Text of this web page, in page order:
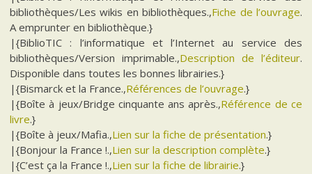
bibliothèques/Les wikis en bibliothèques.,Fiche de l’ouvrage.
A emprunter en bibliothèque.}
|{BiblioTIC : l’informatique et l’Internet au service des
bibliothèques/Version imprimable.,Description de l’éditeur.
Disponible dans toutes les bonnes librairies.}
|{Bismarck et la France.,Références de l’ouvrage.}
|{Boîte à jeux/Bridge cinquante ans après.,Référence de ce
livre.}
|{Boîte à jeux/Mafia.,Lien sur la fiche de présentation.}
|{Bonjour la France !.,Lien sur la description complète.}
|{C’est ça la France !.,Lien sur la fiche de librairie.}